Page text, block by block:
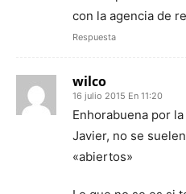
con la agencia de
Respuesta
wilco
16 julio 2015 En 11:20
Enhorabuena por
Javier, no se
«abiertos»